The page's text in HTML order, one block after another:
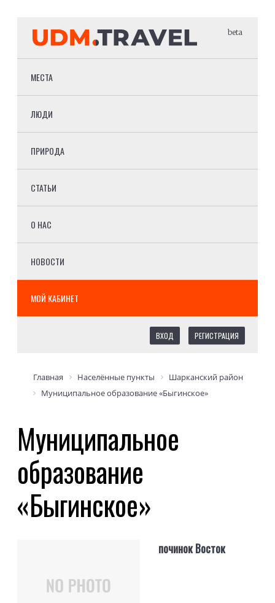
beta
МЕСТА
ЛЮДИ
ПРИРОДА
СТАТЬИ
О НАС
НОВОСТИ
МОЙ КАБИНЕТ
ВХОД РЕГИСТРАЦИЯ
Главная Населённые пункты
Шарканский район
Муниципальное образование «Быгинское»
Муниципальное
образование
«Быгинское»
починок Восток